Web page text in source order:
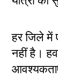
हर जिले में
नहीं है।